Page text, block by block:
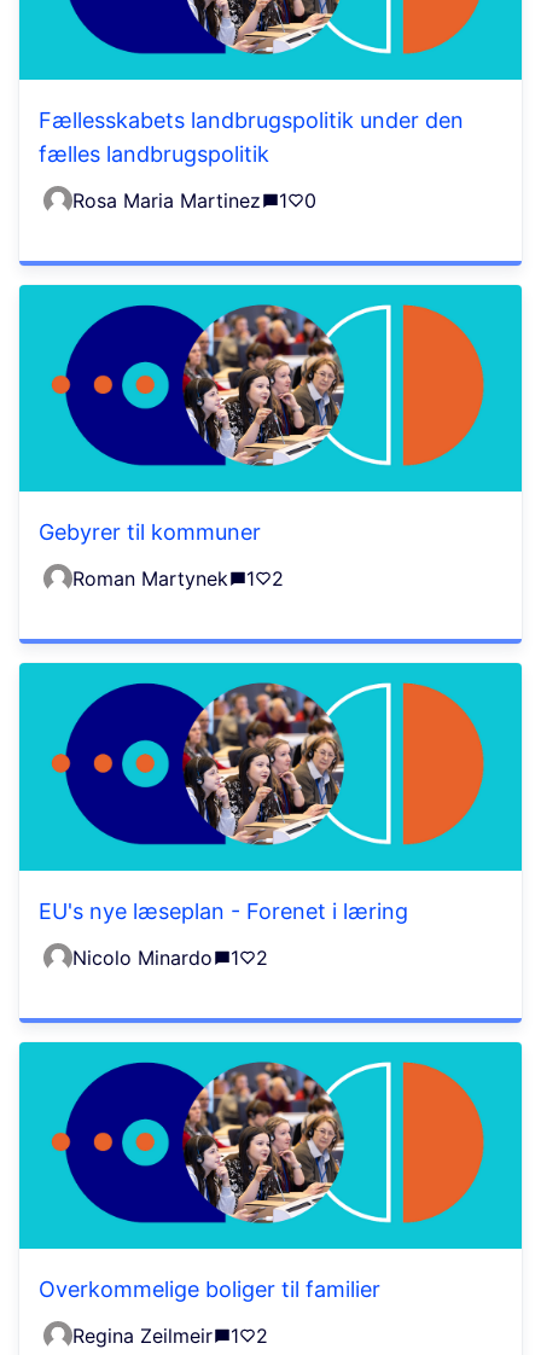
Fællesskabets landbrugspolitik under den
fælles landbrugspolitik
Rosa Maria Martinez 1 0
Gebyrer til kommuner
Roman Martynek 1 2
EU's nye læseplan - Forenet i læring
Nicolo Minardo 1 2
Overkommelige boliger til familier
Regina Zeilmeir 1 2